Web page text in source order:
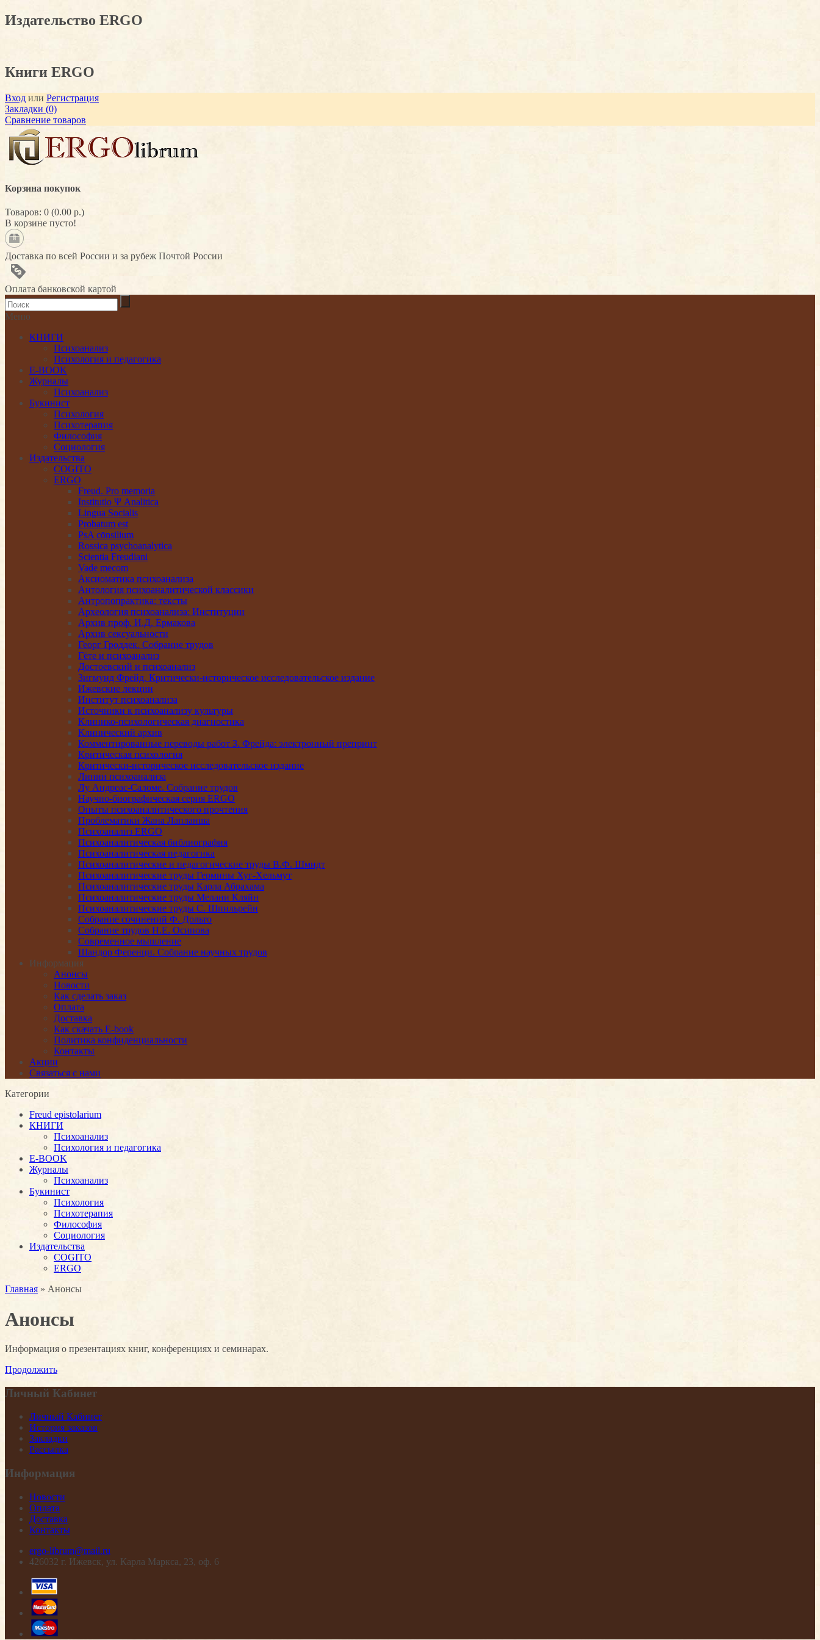
Издательство ERGO
Книги ERGO
Вход или Регистрация
Закладки (0)
Сравнение товаров
Корзина покупок
Товаров: 0 (0.00 р.)
В корзине пусто!
Доставка по всей России и за рубеж Почтой России
Оплата банковской картой
Меню
КНИГИ
Психоанализ
Психология и педагогика
E-BOOK
Журналы
Психоанализ
Букинист
Психология
Психотерапия
Философия
Социология
Издательства
COGITO
ERGO
Freud. Pro memoria
Institutio Ψ Analitica
Lingua Socialis
Probatum est
PsA cōnsilium
Rossica psychoanalytica
Scientia Freudiani
Vade mecom
Аксиоматика психоанализа
Антология психоаналитической классики
Антропопрактика: тексты
Археология психоанализа: Институции
Архив проф. И.Д. Ермакова
Архив сексуальности
Георг Гроддек. Собрание трудов
Гёте и психоанализ
Достоевский и психоанализ
Зигмунд Фрейд. Критически-историческое исследовательское издание
Ижевские лекции
Институт психоанализа
Источники к психоанализу культуры
Клинико-психологическая диагностика
Клинический архив
Комментированные переводы работ З. Фрейда: электронный препринт
Критическая психология
Критически-историческое исследовательское издание
Линии психоанализа
Лу Андреас-Саломе. Собрание трудов
Научно-биографическая серия ERGO
Опыты психоаналитического прочтения
Проблематики Жана Лапланша
Психоанализ ERGO
Психоаналитическая библиография
Психоаналитическая педагогика
Психоаналитические и педагогические труды В.Ф. Шмидт
Психоаналитические труды Гермины Хуг-Хельмут
Психоаналитические труды Карла Абрахама
Психоаналитические труды Мелани Кляйн
Психоаналитические труды С. Шпильрейн
Собрание сочинений Ф. Дольто
Собрание трудов Н.Е. Осипова
Современное мышление
Шандор Ференци. Собрание научных трудов
Информация
Анонсы
Новости
Как сделать заказ
Оплата
Доставка
Как скачать E-book
Политика конфиденциальности
Контакты
Акции
Связаться с нами
Категории
Freud epistolarium
КНИГИ
Психоанализ
Психология и педагогика
E-BOOK
Журналы
Психоанализ
Букинист
Психология
Психотерапия
Философия
Социология
Издательства
COGITO
ERGO
Главная » Анонсы
Анонсы
Информация о презентациях книг, конференциях и семинарах.
Продолжить
Личный Кабинет
Личный Кабинет
История заказов
Закладки
Рассылка
Информация
Новости
Оплата
Доставка
Контакты
ergo-librum@mail.ru
426032 г. Ижевск, ул. Карла Маркса, 23, оф. 6